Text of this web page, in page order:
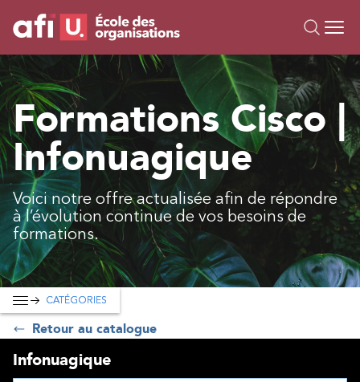
Formations
Campus IA
Sur mesure
À propos
Ressources
Formations Cisco |
Infonuagique
Voici notre offre actualisée afin de répondre
à l’évolution continue de vos besoins de
formations.
Retour au catalogue
CATÉGORIES
Infonuagique